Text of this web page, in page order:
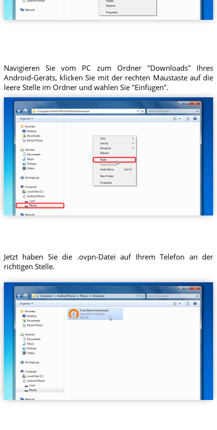
Navigieren Sie vom PC zum Ordner "Downloads" Ihres
Android-Geräts, klicken Sie mit der rechten Maustaste auf die
leere Stelle im Ordner und wählen Sie "Einfügen".
Jetzt haben Sie die .ovpn-Datei auf Ihrem Telefon an der
richtigen Stelle.
Trust.Zone-Austria.ovpn